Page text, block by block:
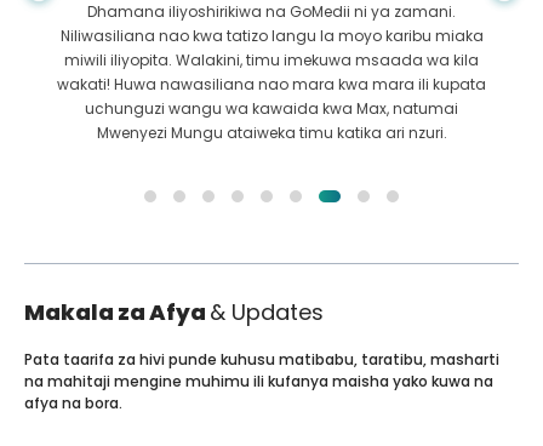
Dhamana iliyoshirikiwa na GoMedii ni ya zamani.
Niliwasiliana nao kwa tatizo langu la moyo karibu miaka
miwili iliyopita. Walakini, timu imekuwa msaada wa kila
wakati! Huwa nawasiliana nao mara kwa mara ili kupata
uchunguzi wangu wa kawaida kwa Max, natumai
Mwenyezi Mungu ataiweka timu katika ari nzuri.
Makala za Afya & Updates
Pata taarifa za hivi punde kuhusu matibabu, taratibu, masharti
na mahitaji mengine muhimu ili kufanya maisha yako kuwa na
afya na bora.